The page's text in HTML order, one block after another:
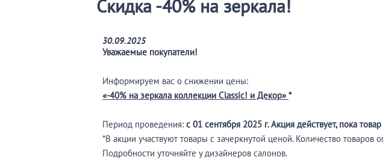
Скидка -40% на зеркала!
30.09.2025
Уважаемые покупатели!
Информируем вас о снижении цены:
«-40% на зеркала коллекции Classic! и Декор» *
Период проведения: с 01 сентября 2025 г. Акция действует, пока
*В акции участвуют товары с зачеркнутой ценой. Количество товаров
Подробности уточняйте у дизайнеров салонов.